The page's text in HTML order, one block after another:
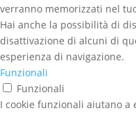
verranno memorizzati nel
Hai anche la possibilità di
disattivazione di alcuni di
esperienza di navigazione.
Funzionali
Funzionali
I cookie funzionali aiutano